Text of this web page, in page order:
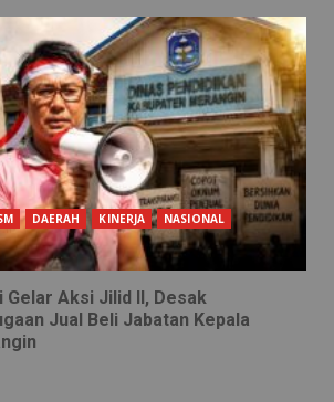
DAERAH KINERJA
NASIONAL
Gelar Aksi Jilid II, Desak
Jual Beli Jabatan Kepala